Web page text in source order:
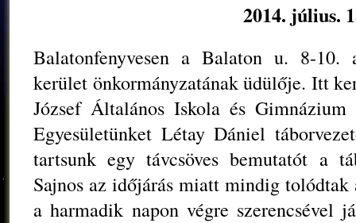
2014. július.
Balatonfenyvesen a Balaton u. 8-
kerület önkormányzatának üdülője. Itt
József Általános Iskola és
Egyesületünket Létay Dániel
tartsunk egy távcsöves bemutatót a
Sajnos az időjárás miatt mindig tolódtak
a harmadik napon végre szerencsével